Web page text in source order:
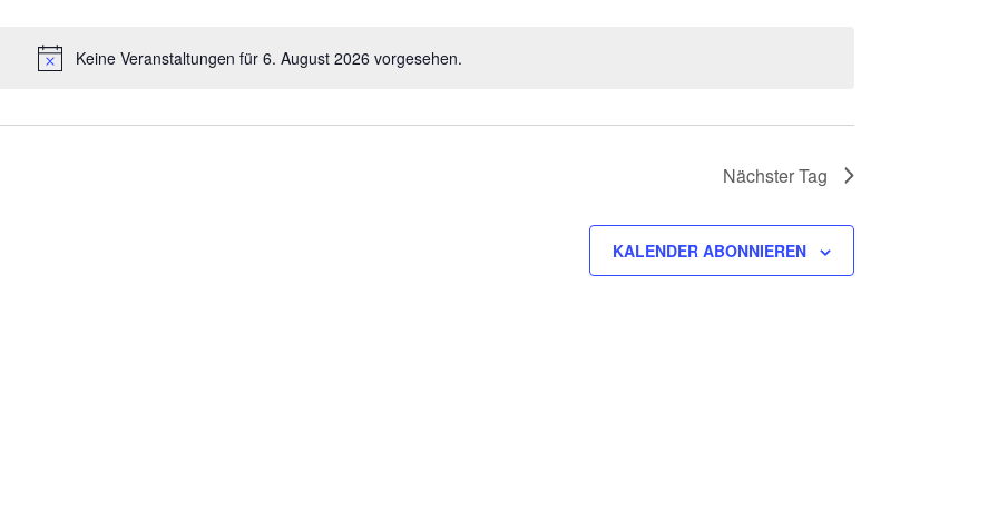
Keine Veranstaltungen für 6. August 2026 vorgesehen.
Nächster Tag
KALENDER ABONNIEREN